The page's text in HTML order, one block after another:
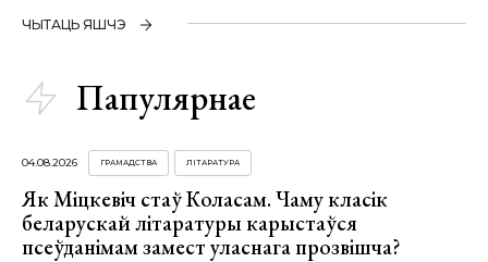
ЧЫТАЦЬ ЯШЧЭ
Папулярнае
04.08.2026 ГРАМАДСТВА ЛІТАРАТУРА
Як Міцкевіч стаў Коласам. Чаму класік
беларускай літаратуры карыстаўся
псеўданімам замест уласнага прозвішча?